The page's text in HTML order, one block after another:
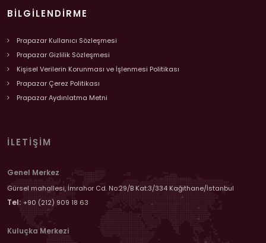
BILGILENDIRME
Prapazar Kullanıcı Sözleşmesi
Prapazar Gizlilik Sözleşmesi
Kişisel Verilerin Korunması ve İşlenmesi Politikası
Prapazar Çerez Politikası
Prapazar Aydınlatma Metni
İLETIŞIM
Genel Merkez
Gürsel mahallesi, İmrahor Cd. No:29/B Kat:3/334 Kağıthane/İstanbul
Tel: +90 (212) 909 18 63
Kuluçka Merkezi